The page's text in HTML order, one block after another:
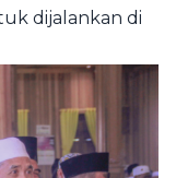
dijalankan di